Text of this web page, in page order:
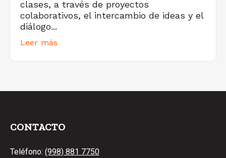
clases, a través de proyectos
colaborativos, el intercambio de ideas y el
diálogo...
Leer más
CONTACTO
Teléfono: (998) 881 7750